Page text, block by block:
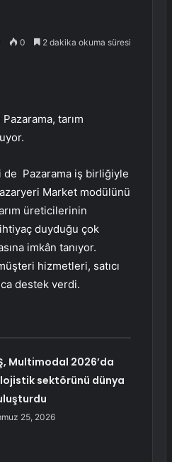
0 2 dakika okuma süresi
tarım
de Pazarama iş birliğiyle
Market modülünü
üreticilerinin
duyduğu çok
imkân tanıyor.
hizmetleri, satıcı
destek verdi.
Multimodal 2026’da
sektörünü dünya
25, 2026